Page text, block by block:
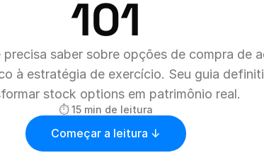
101
precisa saber sobre opções de compra de
à estratégia de exercício. Seu guia
stock options em patrimônio real.
⏱ 15 min de leitura
Começar a leitura ↓